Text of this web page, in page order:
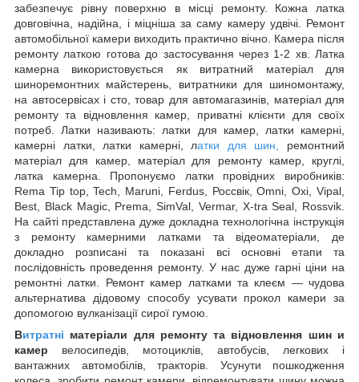
забезпечує рівну поверхню в місці ремонту. Кожна латка
довговічна, надійна, і міцніша за саму камеру удвічі. Ремонт
автомобільної камери виходить практично вічно. Камера після
ремонту латкою готова до застосування через 1-2 хв. Латка
камерна використовується як витратний матеріал для
шиноремонтних майстерень, витратники для шиномонтажу,
на автосервісах і сто, товар для автомагазинів, матеріал для
ремонту та відновлення камер, приватні клієнти для своїх
потреб. Латки називають: латки для камер, латки камерні,
камерні латки, латки камерні, латки для шин,
ремонтний
матеріал для камер, матеріал для ремонту камер, круглі,
латка камерна. Пропонуємо латки провідних виробників:
Rema Tip top, Tech, Maruni, Ferdus, Россвік, Omni, Oxi, Vipal,
Best, Black Magic, Prema, SimVal, Vermar, X-tra Seal, Rossvik.
На сайті представлена дуже докладна технологічна інструкція
з ремонту камерними латками та відеоматеріали, де
докладно розписані та показані всі основні етапи та
послідовність проведення ремонту. У нас дуже гарні ціни на
ремонтні латки. Ремонт камер латками та клеєм — чудова
альтернатива дідовому способу усувати прокол камери за
допомогою вулканізації сирої гумою.
Витратні матеріали для ремонту та відновлення шин и
камер велосипедів, мотоциклів, автобусів, легкових і
вантажних автомобілів, тракторів. Усунути пошкодження